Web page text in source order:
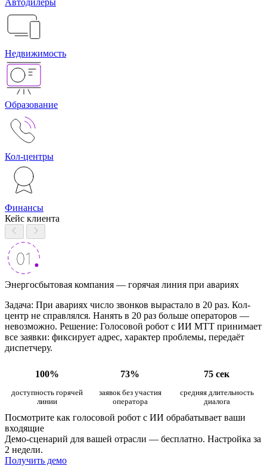
Недвижимость
Образование
Кол-центры
Финансы
Кейс клиента
Энергосбытовая компания — горячая линия при авариях
Задача: При авариях число звонков вырастало в 20 раз. Кол-
центр не справлялся. Нанять в 20 раз больше операторов —
невозможно. Решение: Голосовой робот с ИИ МТТ принимает
все заявки: фиксирует адрес, характер проблемы, передаёт
диспетчеру.
100% 73% 75 сек
доступность горячей
линии
заявок без участия
оператора
средняя длительность
диалога
Посмотрите как голосовой робот с ИИ обрабатывает ваши
входящие
Демо-сценарий для вашей отрасли — бесплатно. Настройка за
2 недели.
Получить демо